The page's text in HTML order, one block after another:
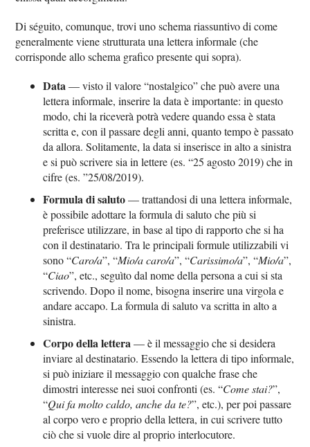
Di séguito, comunque, trovi uno schema riassuntivo di come
generalmente viene strutturata una lettera informale (che
corrisponde allo schema grafico presente qui sopra).
Data— visto il valore “nostalgico” che può avere una
lettera informale, inserire la data è importante: in questo
modo, chi la riceverà potrà vedere quando essa è stata
scritta e, con il passare degli anni, quanto tempo è passato
da allora. Solitamente, la data si inserisce in alto a sinistra
e si può scrivere sia in lettere (es. “25 agosto 2019) che in
cifre (es. ”25/08/2019).
Formula di saluto— trattandosi di una lettera informale,
è possibile adottare la formula di saluto che più si
preferisce utilizzare, in base al tipo di rapporto che si ha
con il destinatario. Tra le principali formule utilizzabili vi
sono “Caro/a”, “Mio/a caro/a”, “Carissimo/a”, “Mio/a”,
“Ciao”, etc., seguìto dal nome della persona a cui si sta
scrivendo. Dopo il nome, bisogna inserire una virgola e
andare accapo. La formula di saluto va scritta in alto a
sinistra.
Corpo della lettera— è il messaggio che si desidera
inviare al destinatario. Essendo la lettera di tipo informale,
si può iniziare il messaggio con qualche frase che
dimostri interesse nei suoi confronti (es. “Come stai?”,
“Qui fa molto caldo, anche da te?”, etc.), per poi passare
al corpo vero e proprio della lettera, in cui scrivere tutto
ciò che si vuole dire al proprio interlocutore.